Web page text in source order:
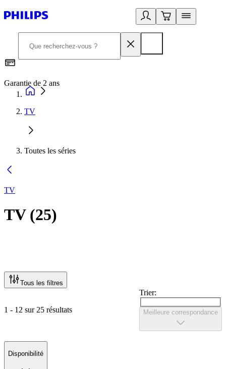
Garantie de 2 ans
TV
Toutes les séries
TV
TV(25)
Tous les filtres
1 - 12 sur 25 résultats
Trier:
Meilleure correspondance
Disponibilité